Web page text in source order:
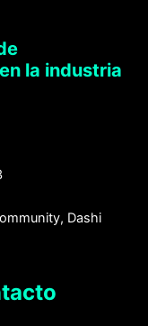
la industria
Dashi